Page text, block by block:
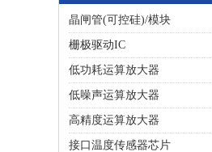
晶闸管(可控硅)/模块
栅极驱动IC
低功耗运算放大器
低噪声运算放大器
高精度运算放大器
接口温度传感器芯片